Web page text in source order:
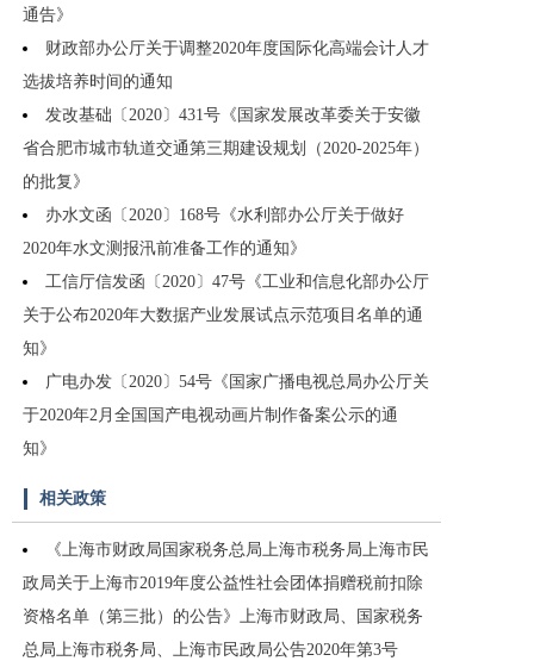
通告》
财政部办公厅关于调整2020年度国际化高端会计人才
选拔培养时间的通知
发改基础〔2020〕431号《国家发展改革委关于安徽
省合肥市城市轨道交通第三期建设规划（2020-2025年）
的批复》
办水文函〔2020〕168号《水利部办公厅关于做好
2020年水文测报汛前准备工作的通知》
工信厅信发函〔2020〕47号《工业和信息化部办公厅
关于公布2020年大数据产业发展试点示范项目名单的通
知》
广电办发〔2020〕54号《国家广播电视总局办公厅关
于2020年2月全国国产电视动画片制作备案公示的通
知》
相关政策
《上海市财政局国家税务总局上海市税务局上海市民
政局关于上海市2019年度公益性社会团体捐赠税前扣除
资格名单（第三批）的公告》上海市财政局、国家税务
总局上海市税务局、上海市民政局公告2020年第3号